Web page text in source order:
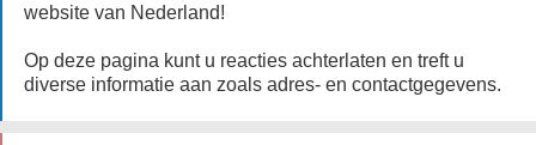
website van Nederland!
Op deze pagina kunt u reacties achterlaten en treft u
diverse informatie aan zoals adres- en contactgegevens.